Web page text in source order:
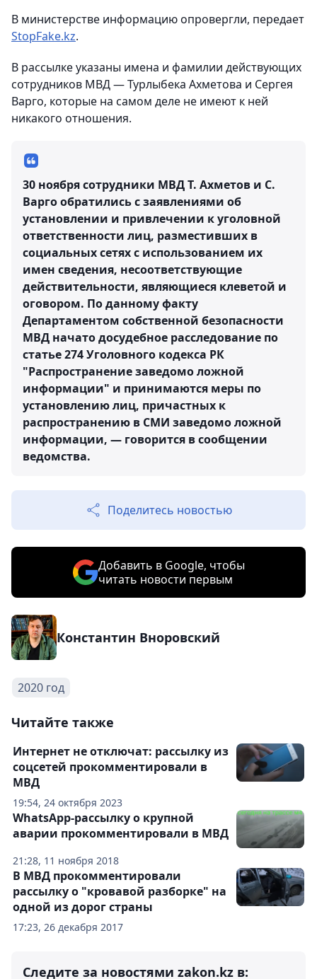
В министерстве информацию опровергли, передает
StopFake.kz.
В рассылке указаны имена и фамилии действующих
сотрудников МВД — Турлыбека Ахметова и Сергея
Варго, которые на самом деле не имеют к ней
никакого отношения.
30 ноября сотрудники МВД Т. Ахметов и С.
Варго обратились с заявлениями об
установлении и привлечении к уголовной
ответственности лиц, разместивших в
социальных сетях с использованием их
имен сведения, несоответствующие
действительности, являющиеся клеветой и
оговором. По данному факту
Департаментом собственной безопасности
МВД начато досудебное расследование по
статье 274 Уголовного кодекса РК
"Распространение заведомо ложной
информации" и принимаются меры по
установлению лиц, причастных к
распространению в СМИ заведомо ложной
информации, — говорится в сообщении
ведомства.
Поделитесь новостью
Добавить в Google, чтобы
читать новости первым
Константин Вноровский
2020 год
Читайте также
19:54, 24 октября 2023
Интернет не отключат: рассылку из
соцсетей прокомментировали в
МВД
21:28, 11 ноября 2018
WhatsApp-рассылку о крупной
аварии прокомментировали в МВД
17:23, 26 декабря 2017
В МВД прокомментировали
рассылку о "кровавой разборке" на
одной из дорог страны
Следите за новостями zakon.kz в: